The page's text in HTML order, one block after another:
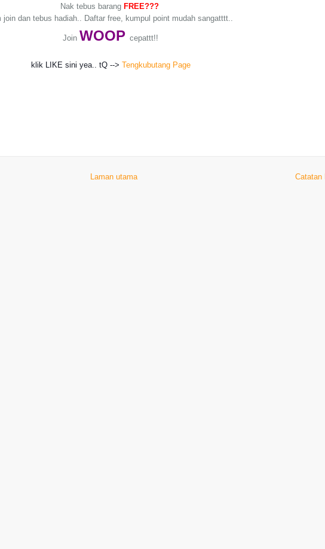
Nak tebus barang FREE???
join dan tebus hadiah.. Daftar free, kumpul point mudah sangatttt..
Join WOOP cepattt!!
klik LIKE sini yea.. tQ --> Tengkubutang Page
Catatan
Laman utama